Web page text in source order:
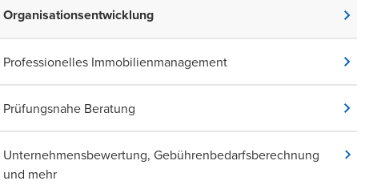
Organisationsentwicklung
Professionelles Immobilienmanagement
Prüfungsnahe Beratung
Unternehmensbewertung, Gebührenbedarfsberechnung
und mehr